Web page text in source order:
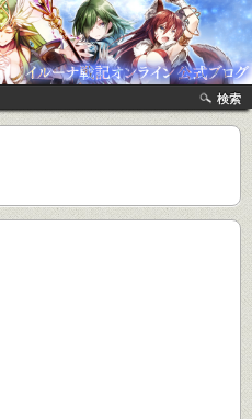
検索